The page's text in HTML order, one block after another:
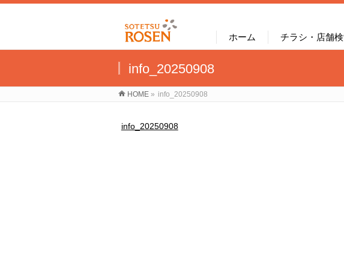
ホーム チラシ・店舗
info_20250908
HOME » info_20250908
info_20250908